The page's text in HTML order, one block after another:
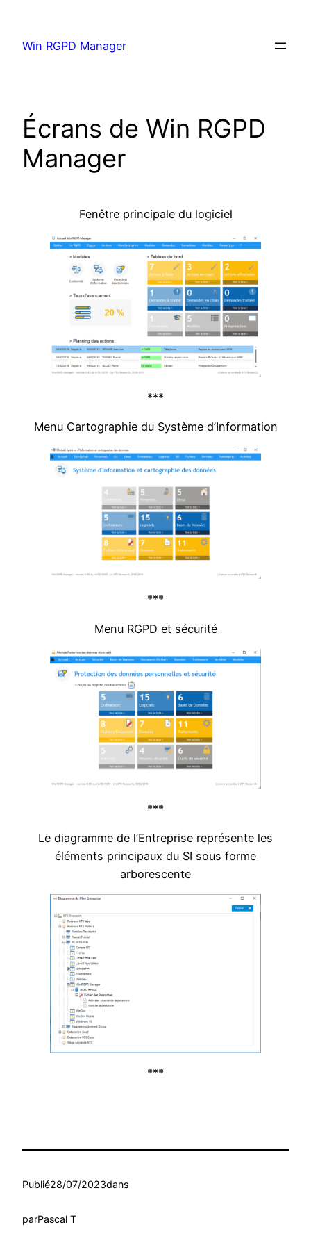
contenu
Win RGPD Manager
Écrans de Win RGPD
Manager
Fenêtre principale du logiciel
***
Menu Cartographie du Système d’Information
***
Menu RGPD et sécurité
***
Le diagramme de l’Entreprise représente les
éléments principaux du SI sous forme
arborescente
***
Publié28/07/2023dans
parPascal T